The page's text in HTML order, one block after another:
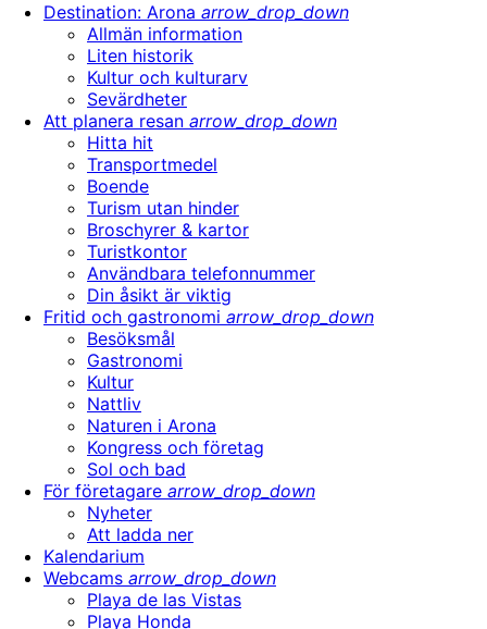
Destination: Arona arrow_drop_down
Allmän information
Liten historik
Kultur och kulturarv
Sevärdheter
Att planera resan arrow_drop_down
Hitta hit
Transportmedel
Boende
Turism utan hinder
Broschyrer & kartor
Turistkontor
Användbara telefonnummer
Din åsikt är viktig
Fritid och gastronomi arrow_drop_down
Besöksmål
Gastronomi
Kultur
Nattliv
Naturen i Arona
Kongress och företag
Sol och bad
För företagare arrow_drop_down
Nyheter
Att ladda ner
Kalendarium
Webcams arrow_drop_down
Playa de las Vistas
Playa Honda